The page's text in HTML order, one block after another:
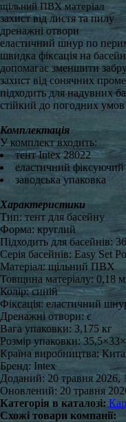
щільний ПВХ матеріал
захист від листя та пилу
дренажні отвори
еластичний шнур по
швидка фіксація на
допомагає зменшити
захист від сонячних
підходить для надувних
стійкий до погодних умов
Комплектація
У комплект входить:
тент Intex 28022
еластичний
заводська упаковка
Характеристики
Тип: тент для басейну
Форма: круглий
Підходить для басейнів:
Серія басейнів: Easy Set
Матеріал: щільний ПВХ
Товщина матеріалу: 0,18
Колір: синій
Фіксація: еластичний
Дренажні отвори: є
Вага упаковки: 3,175 кг
Розмір упаковки:
Країна виробництва:
Бренд: Intex
Доданий: 20 травня 2026,
Оновлений: 20 травня
Категорія в каталозі:
Схожі товари компанії: